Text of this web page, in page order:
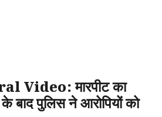
Video: मारपीट का
के बाद पुलिस ने आरोपियों को